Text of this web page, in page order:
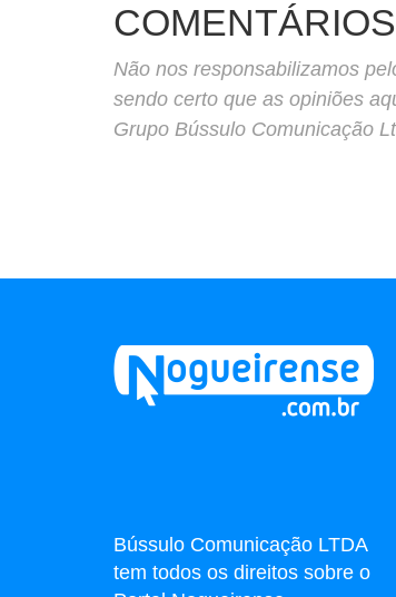
COMENTÁRIOS
Não nos responsabilizamos
sendo certo que as opiniões
Grupo Bússulo Comunicação
Bússulo Comunicação LTDA
tem todos os direitos sobre o